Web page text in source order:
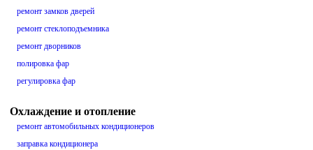
ремонт замков дверей
ремонт стеклоподъемника
ремонт дворников
полировка фар
регулировка фар
Охлаждение и отопление
ремонт автомобильных кондиционеров
заправка кондиционера